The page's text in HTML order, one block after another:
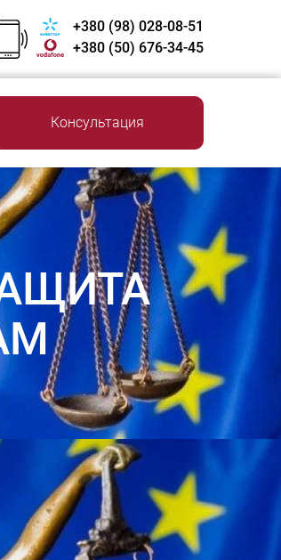
+380 (98) 028-08-51
+380 (50) 676-34-45
Консультация